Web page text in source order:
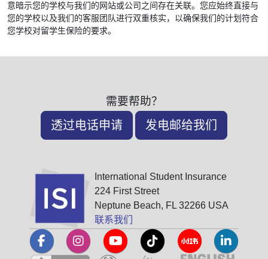
意暗示您的学校与我们的网站或公司之间存在关联。您应始终直接与
您的学校以及我们的客服团队进行双重核实，以确保我们的计划符合
您学校对留学生保险的要求。
需要帮助？
透过电话申请 发电邮给我们
International Student Insurance
224 First Street
Neptune Beach, FL 32266 USA
联系我们